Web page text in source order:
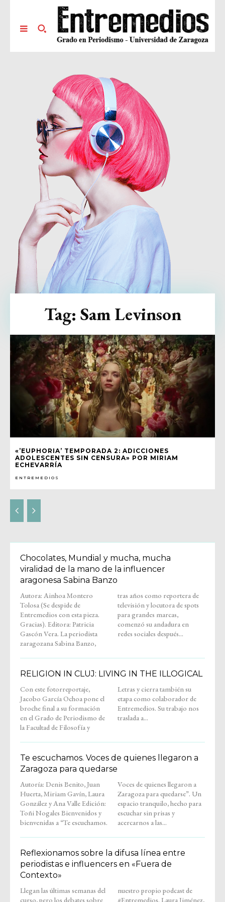
«’EUPHORIA’ TEMPORADA 2: ADICCIONES
ADOLESCENTES SIN CENSURA» POR MIRIAM
ECHEVARRÍA
ENTREMEDIOS
Tag: Sam Levinson
Chocolates, Mundial y mucha, mucha
viralidad de la mano de la influencer
aragonesa Sabina Banzo
Autora: Ainhoa Montero
Tolosa (Se despide de
Entremedios con esta pieza.
Gracias). Editora: Patricia
Gascón Vera. La periodista
zaragozana Sabina Banzo,
tras años como reportera de
televisión y locutora de spots
para grandes marcas,
comenzó su andadura en
redes sociales después...
RELIGION IN CLUJ: LIVING IN THE ILLOGICAL
Con este fotorreportaje,
Jacobo García Ochoa pone el
broche final a su formación
en el Grado de Periodismo de
la Facultad de Filosofía y
Letras y cierra también su
etapa como colaborador de
Entremedios. Su trabajo nos
traslada a...
Te escuchamos. Voces de quienes llegaron a
Zaragoza para quedarse
Autoría: Denis Benito, Juan
Huerta, Miriam Gavín, Laura
González y Ana Valle Edición:
Toñi Nogales Bienvenidos y
bienvenidas a “Te escuchamos.
Voces de quienes llegaron a
Zaragoza para quedarse”. Un
espacio tranquilo, hecho para
escuchar sin prisas y
acercarnos a las...
Reflexionamos sobre la difusa línea entre
periodistas e influencers en «Fuera de
Contexto»
Llegan las últimas semanas del
curso, pero los debates sobre
nuestro propio podcast de
#Entremedios. Laura Jiménez,